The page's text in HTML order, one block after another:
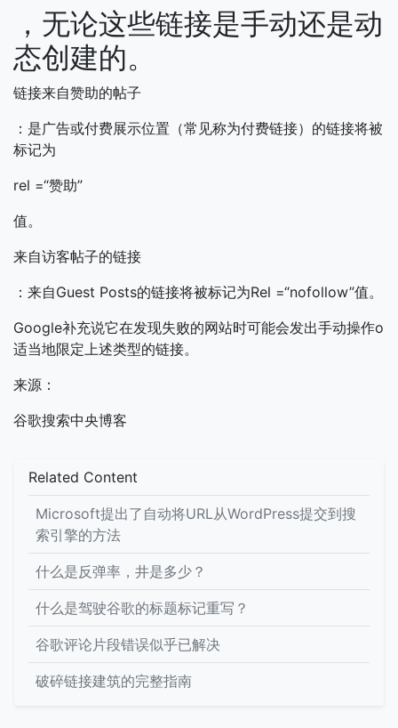
，无论这些链接是手动还是动
态创建的。
链接来自赞助的帖子
：是广告或付费展示位置（常见称为付费链接）的链接将被
标记为
rel =“赞助”
值。
来自访客帖子的链接
：来自Guest Posts的链接将被标记为Rel =“nofollow”值。
Google补充说它在发现失败的网站时可能会发出手动操作o
适当地限定上述类型的链接。
来源：
谷歌搜索中央博客
Related Content
Microsoft提出了自动将URL从WordPress提交到搜
索引擎的方法
什么是反弹率，井是多少？
什么是驾驶谷歌的标题标记重写？
谷歌评论片段错误似乎已解决
破碎链接建筑的完整指南